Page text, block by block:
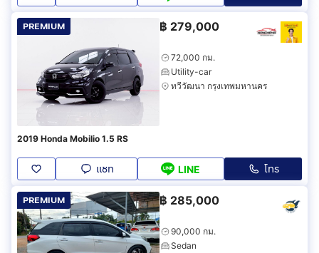
PREMIUM ฿ 279,000
72,000 กม.
Utility-car
ทวีวัฒนา กรุงเทพมหานคร
2019 Honda Mobilio 1.5 RS
แชท LINE โทร
PREMIUM ฿ 285,000
90,000 กม.
Sedan